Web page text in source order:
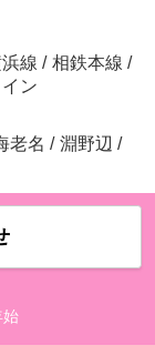
線 / 相鉄本線 /
ン
老名 / 淵野辺 /
始